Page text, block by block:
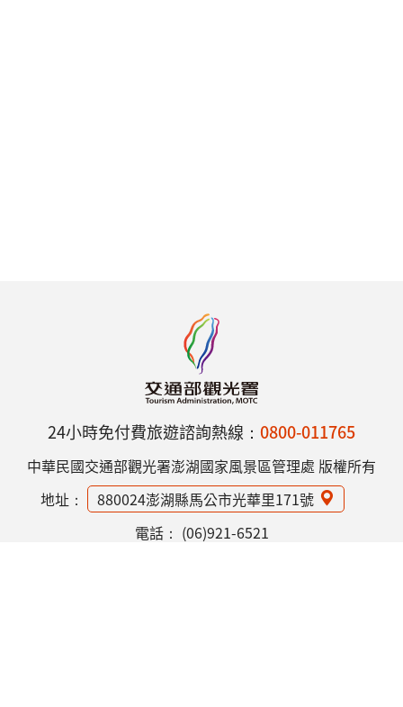
24小時免付費旅遊諮詢熱線： 0800-011765
中華民國交通部觀光署澎湖國家風景區管理處 版權所有
地址：
880024澎湖縣馬公市光華里171號
電話： (06)921-6521